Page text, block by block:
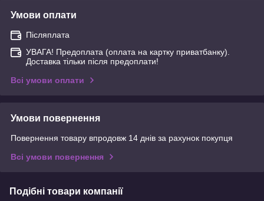
Умови оплати
Післяплата
УВАГА! Предоплата (оплата на картку приватбанку).
Доставка тільки після предоплати!
Всі умови оплати
Умови повернення
Повернення товару впродовж 14 днів за рахунок покупця
Всі умови повернення
Подібні товари компанії